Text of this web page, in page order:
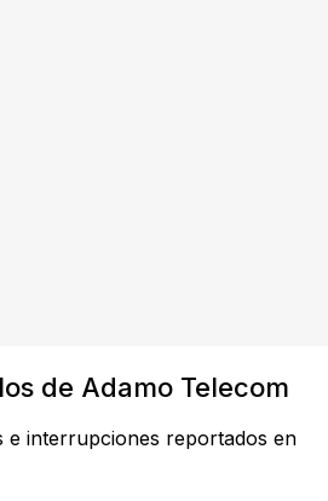
de Adamo Telecom
e interrupciones reportados en